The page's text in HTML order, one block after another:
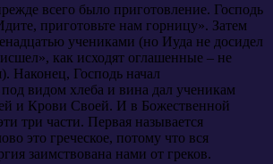
всего было приготовление. Господь
приготовьте нам горницу». Затем
учениками (но Иуда не досидел
как исходят оглашенные – не
Наконец, Господь начал
видом хлеба и вина дал ученикам
и Крови Своей. И в Божественной
три части. Первая называется
это греческое, потому что вся
заимствована нами от греков.